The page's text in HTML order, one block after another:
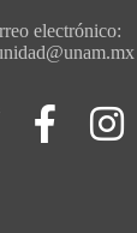
electrónico: